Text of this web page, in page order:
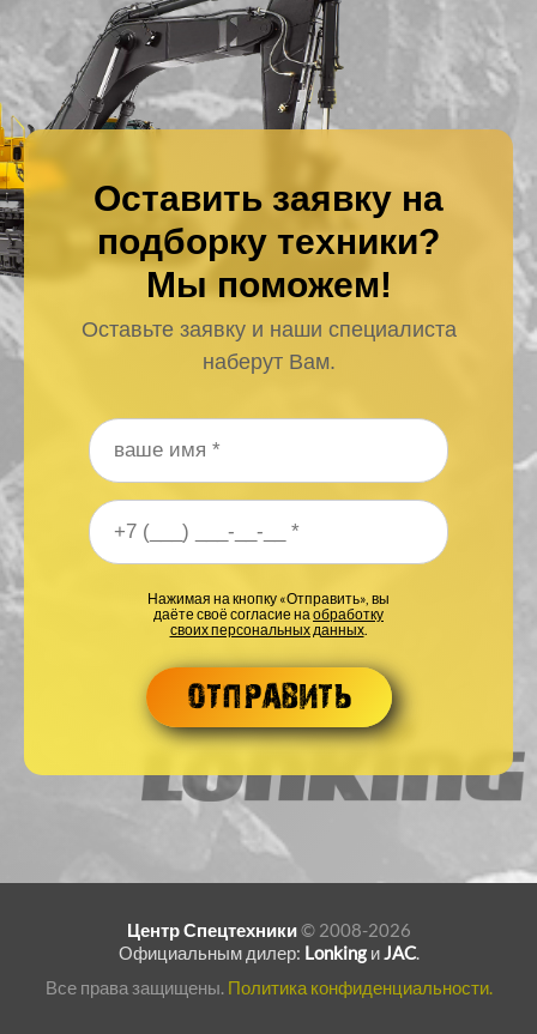
Оставить заявку на
подборку техники?
Мы поможем!
Оставьте заявку и наши специалиста
наберут Вам.
Ваше имя*
Ваш номер телефона*
Нажимая на кнопку «Отправить», вы
даёте своё согласие наобработку
своих персональных данных.
Центр Спецтехники© 2008-2026
Официальным дилер: LonkingиJAC.
Все права защищены. Политика конфиденциальности.